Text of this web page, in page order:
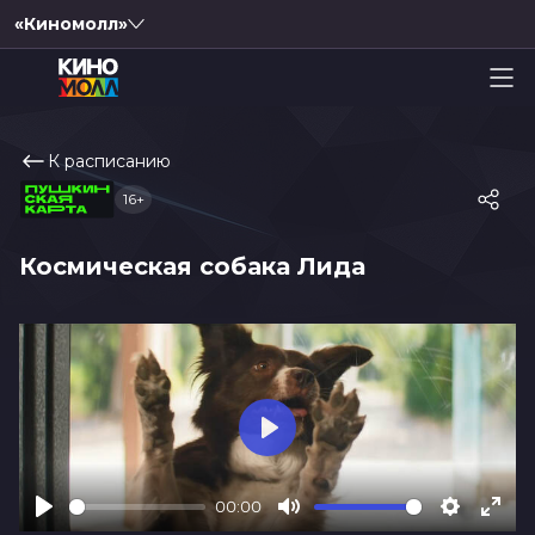
«Киномолл»
К расписанию
Космическая собака Лида
16+
00:00
Play